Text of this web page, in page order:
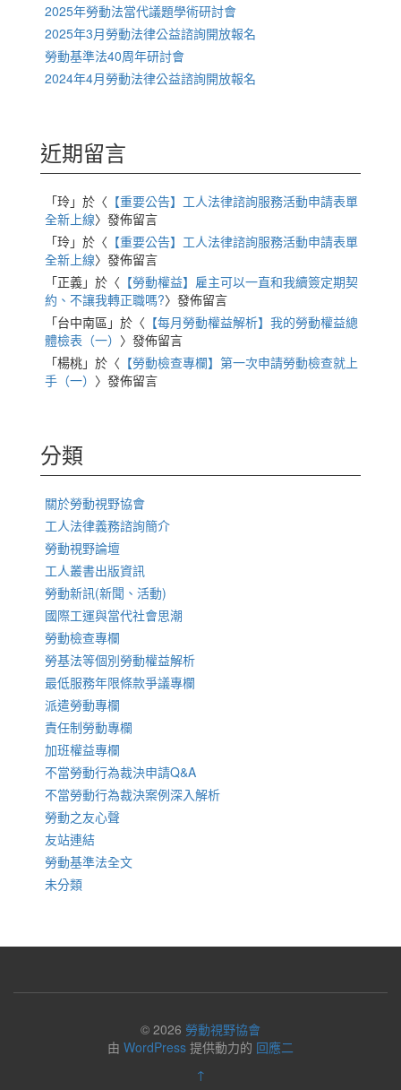
2025年勞動法當代議題學術研討會
2025年3月勞動法律公益諮詢開放報名
勞動基準法40周年研討會
2024年4月勞動法律公益諮詢開放報名
近期留言
「玲」於〈 【重要公告】工人法律諮詢服務活動申請表單
全新上線〉發佈留言
「玲」於〈 【重要公告】工人法律諮詢服務活動申請表單
全新上線〉發佈留言
「正義」於〈 【勞動權益】雇主可以一直和我續簽定期契
約、不讓我轉正職嗎?〉發佈留言
「台中南區 」於〈 【每月勞動權益解析】我的勞動權益總
體檢表（一） 〉發佈留言
「楊桃」於〈 【勞動檢查專欄】第一次申請勞動檢查就上
手（一） 〉發佈留言
分類
關於勞動視野協會
工人法律義務諮詢簡介
勞動視野論壇
工人叢書出版資訊
勞動新訊(新聞、活動)
國際工運與當代社會思潮
勞動檢查專欄
勞基法等個別勞動權益解析
最低服務年限條款爭議專欄
派遣勞動專欄
責任制勞動專欄
加班權益專欄
不當勞動行為裁決申請Q&A
不當勞動行為裁決案例深入解析
勞動之友心聲
友站連結
勞動基準法全文
未分類
© 2026 勞動視野協會
由 WordPress 提供動力的 回應二
↑